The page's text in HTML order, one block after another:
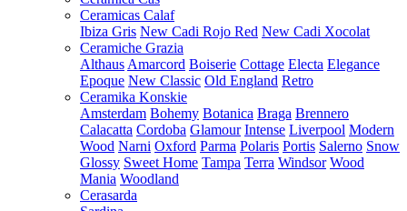
Ceramicas Calaf
Ibiza Gris New Cadi Rojo Red New Cadi Xocolat
Ceramiche Grazia
Althaus Amarcord Boiserie Cottage Electa Elegance
Epoque New Classic Old England Retro
Ceramika Konskie
Amsterdam Bohemy Botanica Braga Brennero
Calacatta Cordoba Glamour Intense Liverpool Modern
Wood Narni Oxford Parma Polaris Portis Salerno Snow
Glossy Sweet Home Tampa Terra Windsor Wood
Mania Woodland
Cerasarda